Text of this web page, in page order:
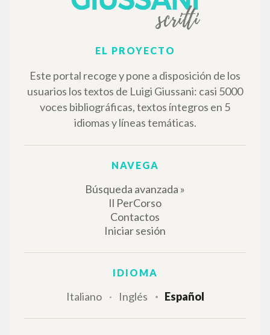
EL PROYECTO
Este portal recoge y pone a disposición de los
usuarios los textos de Luigi Giussani: casi 5000
voces bibliográficas, textos íntegros en 5
idiomas y líneas temáticas.
NAVEGA
Búsqueda avanzada »
Il PerCorso
Contactos
Iniciar sesión
IDIOMA
Italiano Inglés Español